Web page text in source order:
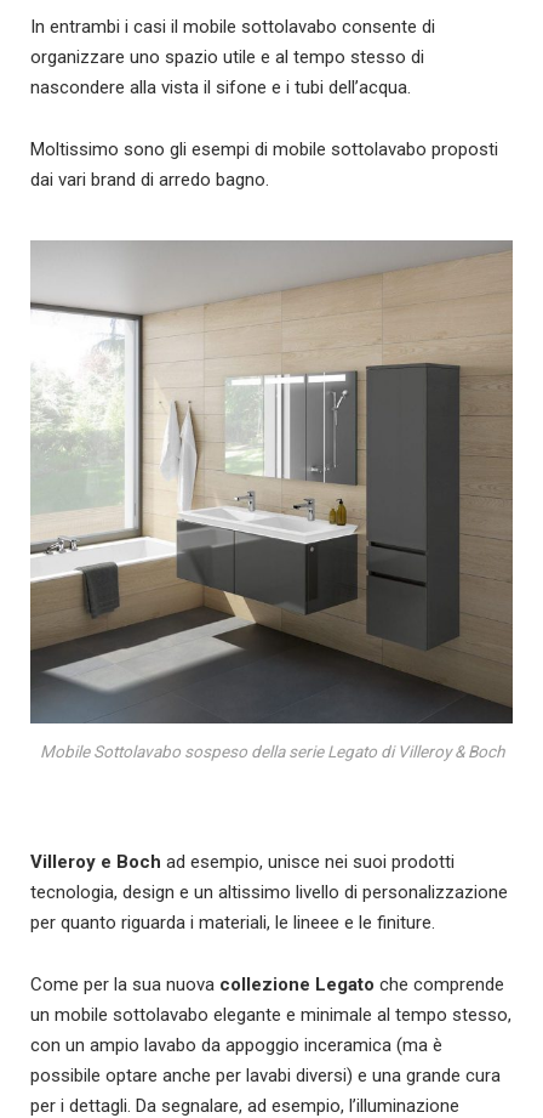
In entrambi i casi il mobile sottolavabo consente di
organizzare uno spazio utile e al tempo stesso di
nascondere alla vista il sifone e i tubi dell’acqua.
Moltissimo sono gli esempi di mobile sottolavabo proposti
dai vari brand di arredo bagno.
Mobile Sottolavabo sospeso della serie Legato di Villeroy & Boch
Villeroy e Boch ad esempio, unisce nei suoi prodotti
tecnologia, design e un altissimo livello di personalizzazione
per quanto riguarda i materiali, le lineee e le finiture.
Come per la sua nuova collezione Legato che comprende
un mobile sottolavabo elegante e minimale al tempo stesso,
con un ampio lavabo da appoggio inceramica (ma è
possibile optare anche per lavabi diversi) e una grande cura
per i dettagli. Da segnalare, ad esempio, l’illuminazione